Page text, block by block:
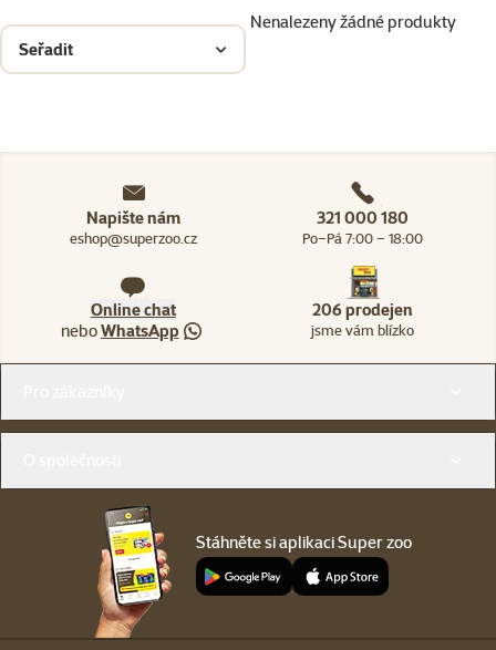
Seřadit
Nenalezeny žádné produkty
Napište nám
eshop@superzoo.cz
321 000 180
Po–Pá 7:00 – 18:00
Online chat
neboWhatsApp
206 prodejen
jsme vám blízko
Stáhněte si aplikaci Super zoo